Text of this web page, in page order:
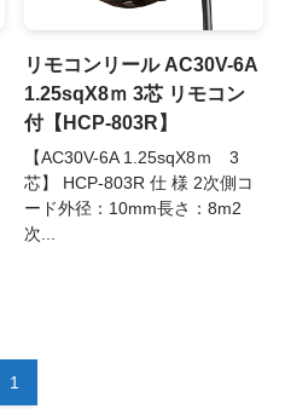
リモコンリール AC30V-6A
1.25sqX8ｍ 3芯 リモコン
付【HCP-803R】
【AC30V-6A 1.25sqX8ｍ 3
芯】 HCP-803R 仕 様 2次側コ
ード外径：10mm長さ：8m2
次...
1